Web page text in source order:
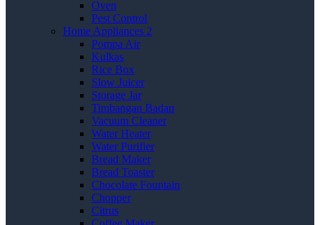
Oven
Pest Control
Home Appliances 2
Pompa Air
Kulkas
Rice Box
Slow Juicer
Storage Jar
Timbangan Badan
Vacuum Cleaner
Water Heater
Water Purifier
Bread Maker
Bread Toaster
Chocolate Fountain
Chopper
Citrus